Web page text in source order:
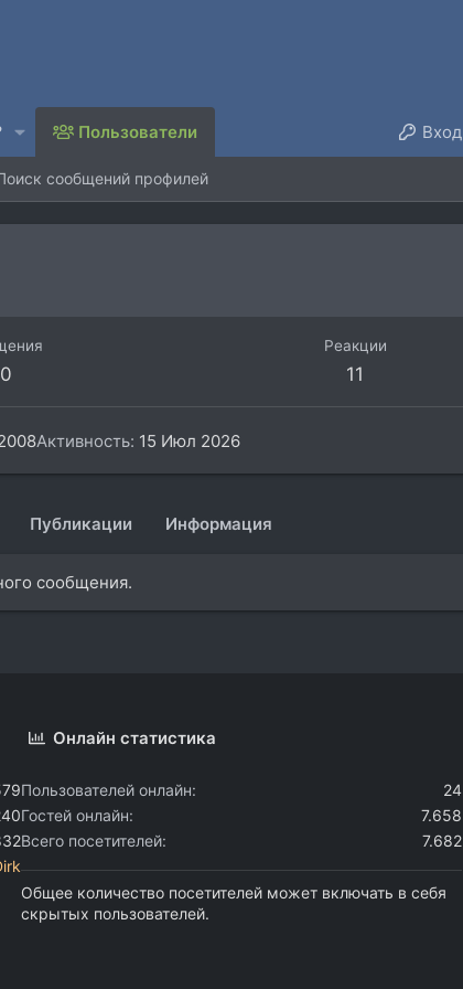
Пользователи Вход
сообщений профилей
Реакции
11
Активность 15 Июл 2026
Публикации Информация
сообщения.
Онлайн статистика
Пользователей онлайн
24
Гостей онлайн
7.658
Всего посетителей
7.682
Общее количество посетителей может включать в себя
скрытых пользователей.